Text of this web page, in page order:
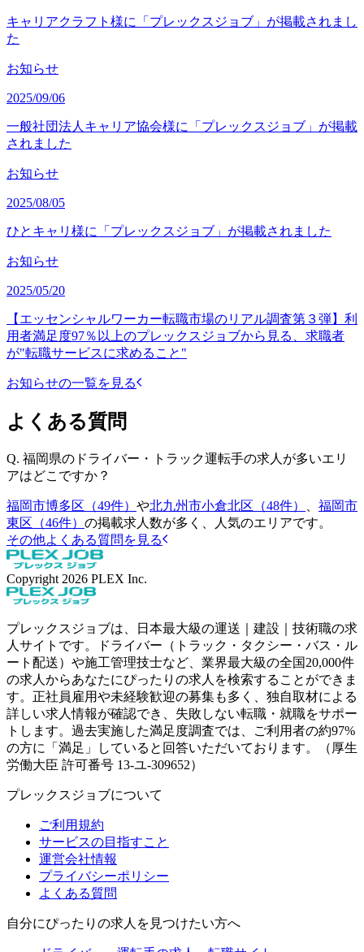
キャリアクラフト様に「プレックスジョブ」が掲載されまし
た
お知らせ
2025/09/06
一般社団法人キャリア協会様に「プレックスジョブ」が掲載
されました
お知らせ
2025/08/05
ひとキャリ様に「プレックスジョブ」が掲載されました
お知らせ
2025/05/20
【エッセンシャルワーカー転職市場のリアル調査第３弾】利
用者満足度97％以上のプレックスジョブから見る、求職者
が"転職サービスに求めること"
お知らせの一覧を見る
よくある質問
Q. 福岡県のドライバー・トラック運転手の求人が多いエリ
アはどこですか？
福岡市博多区（49件） や北九州市小倉北区（48件）
福岡市
東区（46件） の掲載求人数が多く、人気のエリアです。
その他よくある質問を見る
Copyright 2026 PLEX Inc.
プレックスジョブは、日本最大級の運送｜建設｜技術職の求
人サイトです。ドライバー（トラック・タクシー・バス・ル
ート配送）や施工管理技士など、業界最大級の全国20,000件
の求人からあなたにぴったりの求人を検索することができま
す。正社員雇用や未経験歓迎の募集も多く、独自取材による
詳しい求人情報が確認でき、失敗しない転職・就職をサポー
トします。過去実施した満足度調査では、ご利用者の約97%
の方に「満足」していると回答いただいております。（厚生
労働大臣 許可番号 13-ユ-309652）
プレックスジョブについて
ご利用規約
サービスの目指すこと
運営会社情報
プライバシーポリシー
よくある質問
自分にぴったりの求人を見つけたい方へ